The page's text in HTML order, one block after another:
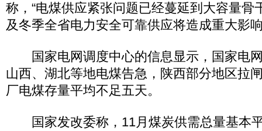
称，“电煤供应紧张问题已经蔓延到大容量骨
及冬季全省电力安全可靠供应将造成重大影
国家电网调度中心的信息显示，国家电
山西、湖北等地电煤告急，陕西部分地区拉
厂电煤存量平均不足五天。
国家发改委称，11月煤炭供需总量基本